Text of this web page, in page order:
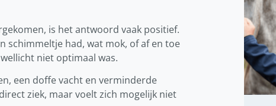
is het antwoord vaak positief.
schimmeltje had, wat mok, of af en toe
niet optimaal was.
een doffe vacht en verminderde
ziek, maar voelt zich mogelijk niet